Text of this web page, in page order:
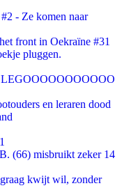
- Ze komen naar
front in Oekraïne #31
pluggen.
LEGOOOOOOOOOOO
en leraren dood
(66) misbruikt zeker 14
kwijt wil, zonder